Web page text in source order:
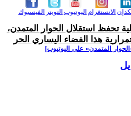
الفيسبوك التويتر اليوتيوب الانستغرام
تحفظ استقلال الحوار المتمدن،
هذا الفضاء اليساري الحر
المتمدن» على اليوتيوب]